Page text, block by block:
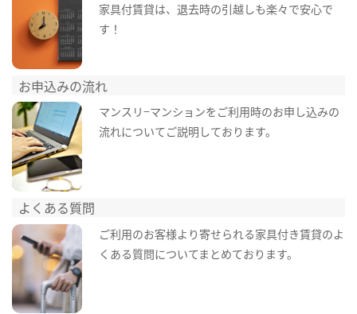
家具付賃貸は、退去時の引越しも楽々で安心で
す！
お申込みの流れ
マンスリ−マンションをご利用時のお申し込みの
流れについてご説明しております。
よくある質問
ご利用のお客様より寄せられる家具付き賃貸のよ
くある質問についてまとめております。